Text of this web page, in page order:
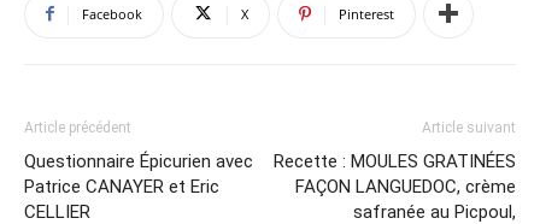
Facebook X Pinterest
Article précédent
Questionnaire Épicurien avec
Patrice CANAYER et Eric
CELLIER
Article suivant
Recette : MOULES GRATINÉES
FAÇON LANGUEDOC, crème
safranée au Picpoul,